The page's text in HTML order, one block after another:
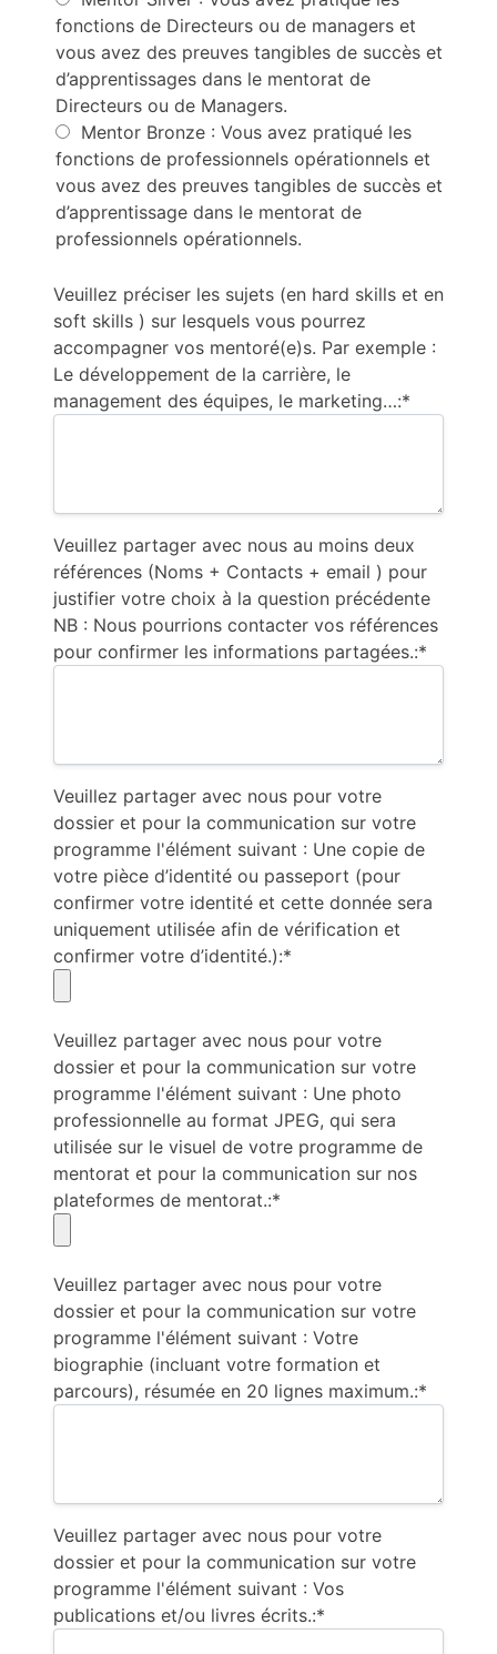
fonctions de Directeurs ou de managers et
vous avez des preuves tangibles de succès et
d’apprentissages dans le mentorat de
Directeurs ou de Managers.
Mentor Bronze : Vous avez pratiqué les
fonctions de professionnels opérationnels et
vous avez des preuves tangibles de succès et
d’apprentissage dans le mentorat de
professionnels opérationnels.
Veuillez préciser les sujets (en hard skills et en
soft skills ) sur lesquels vous pourrez
accompagner vos mentoré(e)s. Par exemple :
Le développement de la carrière, le
management des équipes, le marketing…:*
Veuillez partager avec nous au moins deux
références (Noms + Contacts + email ) pour
justifier votre choix à la question précédente
NB : Nous pourrions contacter vos références
pour confirmer les informations partagées.:*
Veuillez partager avec nous pour votre
dossier et pour la communication sur votre
programme l'élément suivant : Une copie de
votre pièce d’identité ou passeport (pour
confirmer votre identité et cette donnée sera
uniquement utilisée afin de vérification et
confirmer votre d’identité.):*
Veuillez partager avec nous pour votre
dossier et pour la communication sur votre
programme l'élément suivant : Une photo
professionnelle au format JPEG, qui sera
utilisée sur le visuel de votre programme de
mentorat et pour la communication sur nos
plateformes de mentorat.:*
Veuillez partager avec nous pour votre
dossier et pour la communication sur votre
programme l'élément suivant : Votre
biographie (incluant votre formation et
parcours), résumée en 20 lignes maximum.:*
Veuillez partager avec nous pour votre
dossier et pour la communication sur votre
programme l'élément suivant : Vos
publications et/ou livres écrits.:*